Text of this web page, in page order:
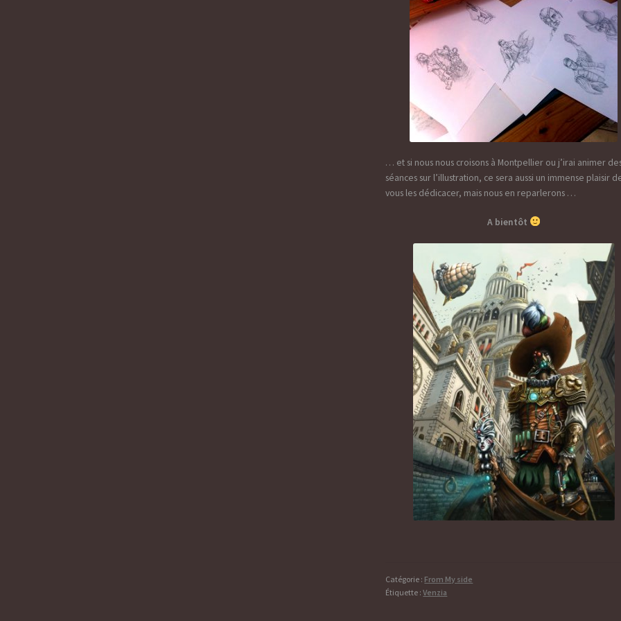
… et si nous nous croisons à Montpellier ou j’irai animer
séances sur l’illustration, ce sera aussi un immense plaisir
vous les dédicacer, mais nous en reparlerons …
A bientôt
Catégorie : From My side
Étiquette :Venzia